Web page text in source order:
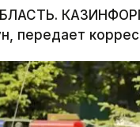
передает